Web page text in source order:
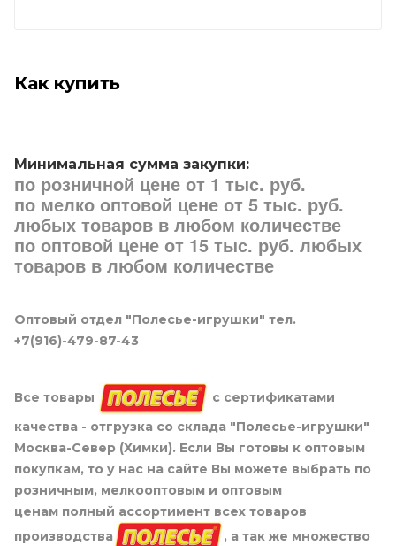
Как купить
Минимальная сумма закупки:
по розничной цене от 1 тыс. руб.
по мелко оптовой цене от 5 тыс. руб.
любых товаров в любом количестве
по оптовой цене от 15 тыс. руб. любых
товаров в любом количестве
Оптовый отдел "Полесье-игрушки" тел.
+7(916)-479-87-43
Все товары
с сертификатами
качества - отгрузка со склада "Полесье-игрушки"
Москва-Север (Химки). Если Вы готовы к оптовым
покупкам, то у нас на сайте Вы можете выбрать по
розничным, мелкооптовым и оптовым
ценам полный ассортимент всех товаров
производства
, а так же множество